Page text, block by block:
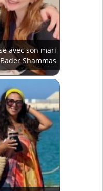
avec son mari
Shammas